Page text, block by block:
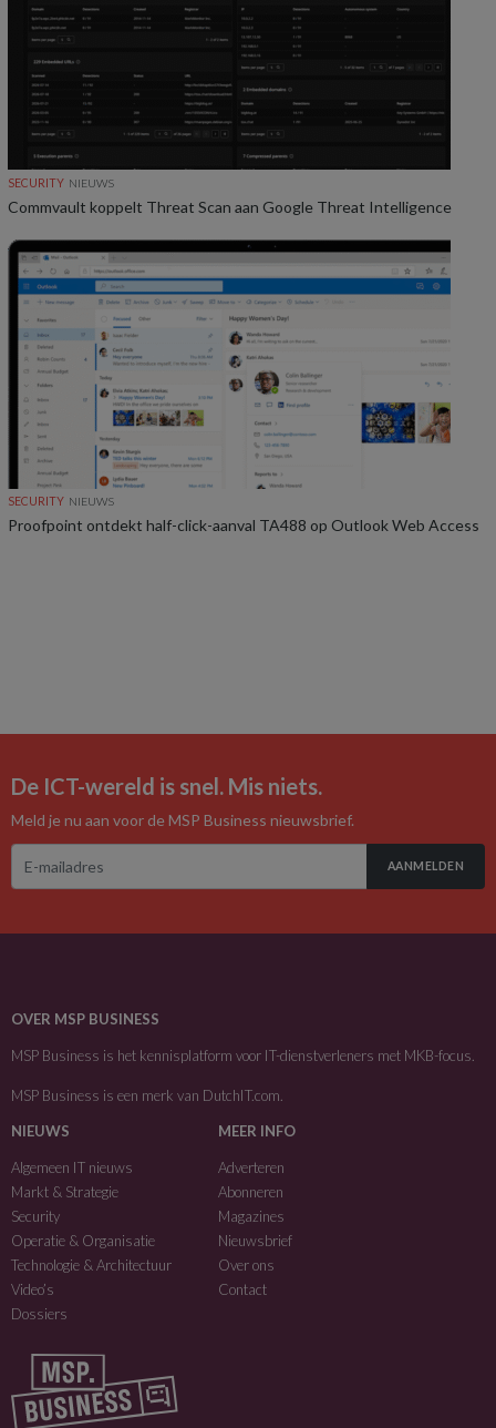
SECURITY NIEUWS
Commvault koppelt Threat Scan aan Google Threat Intelligence
SECURITY NIEUWS
Proofpoint ontdekt half-click-aanval TA488 op Outlook Web Access
De ICT-wereld is snel. Mis niets.
Meld je nu aan voor de MSP Business nieuwsbrief.
AANMELDEN
OVER MSP BUSINESS
MSP Business is het kennisplatform voor IT-dienstverleners met MKB-focus.
MSP Business is een merk van DutchIT.com.
NIEUWS
Algemeen IT nieuws
Markt & Strategie
Security
Operatie & Organisatie
Technologie & Architectuur
Video’s
Dossiers
MEER INFO
Adverteren
Abonneren
Magazines
Nieuwsbrief
Over ons
Contact